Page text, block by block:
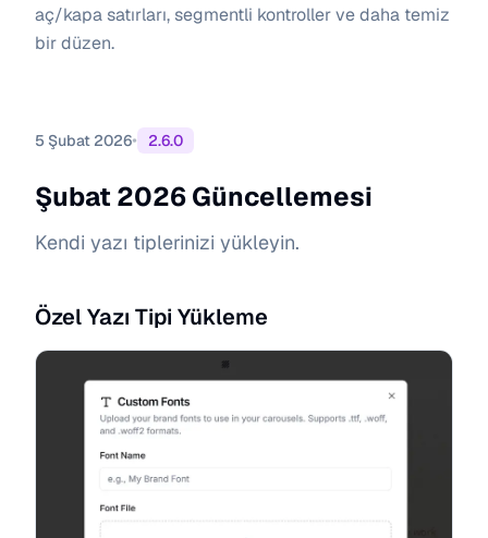
aç/kapa satırları, segmentli kontroller ve daha temiz
bir düzen.
5 Şubat 2026• 2.6.0
Şubat 2026 Güncellemesi
Kendi yazı tiplerinizi yükleyin.
Özel Yazı Tipi Yükleme